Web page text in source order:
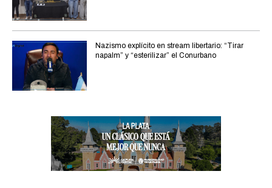
Nazismo explícito en stream libertario: “Tirar
napalm” y “esterilizar” el Conurbano